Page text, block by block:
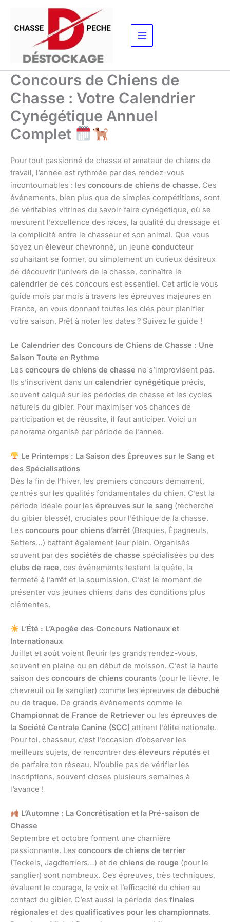
contenu
Concours de Chiens de
Chasse : Votre Calendrier
Cynégétique Annuel
Complet
Pour tout passionné de chasse et amateur de chiens de
travail, l’année est rythmée par des rendez-vous
incontournables : les concours de chiens de chasse. Ces
événements, bien plus que de simples compétitions, sont
de véritables vitrines du savoir-faire cynégétique, où se
mesurent l’excellence des races, la qualité du dressage et
la complicité entre le chasseur et son animal. Que vous
soyez un éleveur chevronné, un jeune conducteur
souhaitant se former, ou simplement un curieux désireux
de découvrir l’univers de la chasse, connaître le
calendrier de ces concours est essentiel. Cet article vous
guide mois par mois à travers les épreuves majeures en
France, en vous donnant toutes les clés pour planifier
votre saison. Prêt à noter les dates ? Suivez le guide !
Le Calendrier des Concours de Chiens de Chasse : Une
Saison Toute en Rythme
Les concours de chiens de chasse ne s’improvisent pas.
Ils s’inscrivent dans un calendrier cynégétique précis,
souvent calqué sur les périodes de chasse et les cycles
naturels du gibier. Pour maximiser vos chances de
participation et de réussite, il faut anticiper. Voici un
panorama organisé par période de l’année.
Le Printemps : La Saison des Épreuves sur le Sang et
des Spécialisations
Dès la fin de l’hiver, les premiers concours démarrent,
centrés sur les qualités fondamentales du chien. C’est la
période idéale pour les épreuves sur le sang (recherche
du gibier blessé), cruciales pour l’éthique de la chasse.
Les concours pour chiens d’arrêt (Braques, Épagneuls,
Setters…) battent également leur plein. Organisés
souvent par des sociétés de chasse spécialisées ou des
clubs de race, ces événements testent la quête, la
fermeté à l’arrêt et la soumission. C’est le moment de
présenter vos jeunes chiens dans des conditions plus
clémentes.
L’Été : L’Apogée des Concours Nationaux et
Internationaux
Juillet et août voient fleurir les grands rendez-vous,
souvent en plaine ou en début de moisson. C’est la haute
saison des concours de chiens courants (pour le lièvre, le
chevreuil ou le sanglier) comme les épreuves de débuché
ou de traque. De grands événements comme le
Championnat de France de Retriever ou les épreuves de
la Société Centrale Canine (SCC) attirent l’élite nationale.
Pour toi, chasseur, c’est l’occasion d’observer les
meilleurs sujets, de rencontrer des éleveurs réputés et
de parfaire ton réseau. N’oublie pas de vérifier les
inscriptions, souvent closes plusieurs semaines à
l’avance !
L’Automne : La Concrétisation et la Pré-saison de
Chasse
Septembre et octobre forment une charnière
passionnante. Les concours de chiens de terrier
(Teckels, Jagdterriers…) et de chiens de rouge (pour le
sanglier) sont nombreux. Ces épreuves, très techniques,
évaluent le courage, la voix et l’efficacité du chien au
contact du gibier. C’est aussi la période des finales
régionales et des qualificatives pour les championnats.